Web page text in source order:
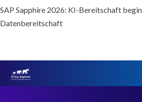
SAP Sapphire 2026: KI-Bereitschaft
Datenbereitschaft